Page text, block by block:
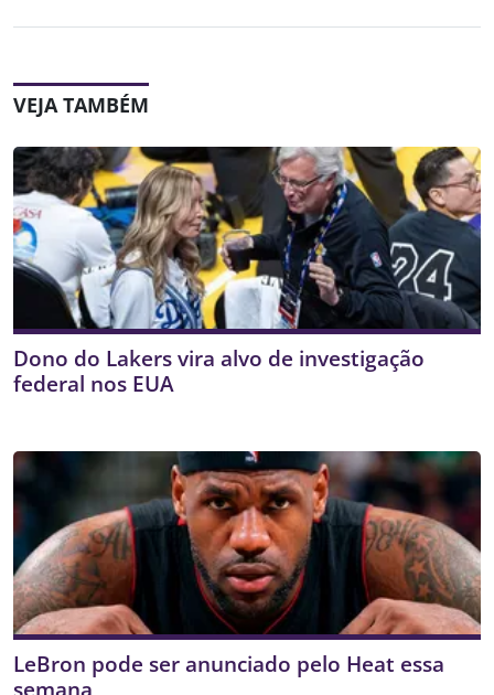
VEJA TAMBÉM
Dono do Lakers vira alvo de investigação
federal nos EUA
LeBron pode ser anunciado pelo Heat essa
semana